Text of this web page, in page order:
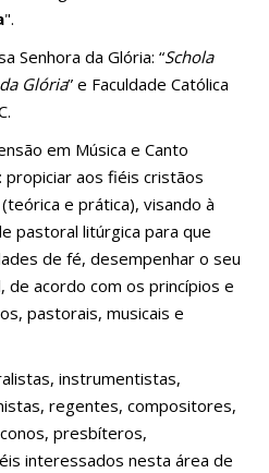
".
Senhora da Glória: “Schola
Glória” e Faculdade Católica
em Música e Canto
aos fiéis cristãos
e prática), visando à
pastoral litúrgica para que
de fé, desempenhar o seu
de acordo com os princípios e
pastorais, musicais e
instrumentistas,
regentes, compositores,
presbíteros,
interessados nesta área de